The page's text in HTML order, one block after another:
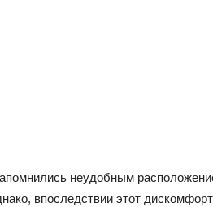
неудобным
впоследствии этот